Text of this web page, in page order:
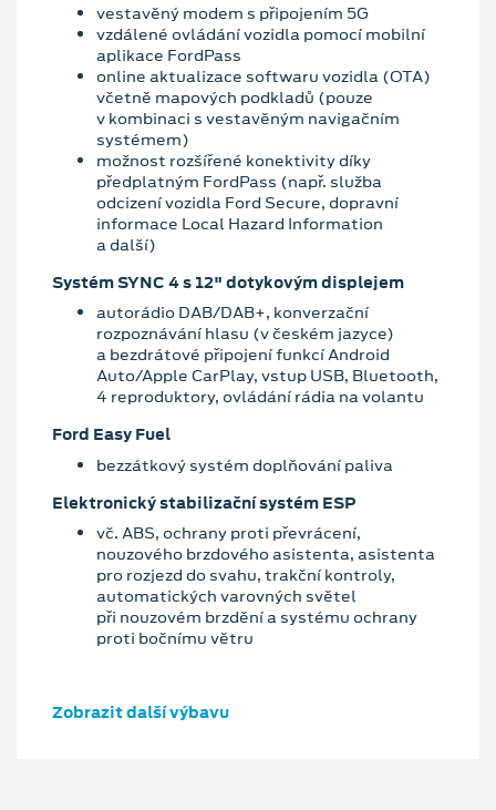
vestavěný modem s připojením 5G
vzdálené ovládání vozidla pomocí mobilní
aplikace FordPass
online aktualizace softwaru vozidla (OTA)
včetně mapových podkladů (pouze
v kombinaci s vestavěným navigačním
systémem)
možnost rozšířené konektivity díky
předplatným FordPass (např. služba
odcizení vozidla Ford Secure, dopravní
informace Local Hazard Information
a další)
Systém SYNC 4 s 12" dotykovým displejem
autorádio DAB/DAB+, konverzační
rozpoznávání hlasu (v českém jazyce)
a bezdrátové připojení funkcí Android
Auto/Apple CarPlay, vstup USB, Bluetooth,
4 reproduktory, ovládání rádia na volantu
Ford Easy Fuel
bezzátkový systém doplňování paliva
Elektronický stabilizační systém ESP
vč. ABS, ochrany proti převrácení,
nouzového brzdového asistenta, asistenta
pro rozjezd do svahu, trakční kontroly,
automatických varovných světel
při nouzovém brzdění a systému ochrany
proti bočnímu větru
Zobrazit další výbavu